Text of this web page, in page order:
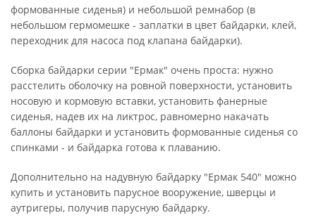
формованные сиденья) и небольшой ремнабор (в
небольшом гермомешке - заплатки в цвет байдарки, клей,
переходник для насоса под клапана байдарки).
Сборка байдарки серии "Ермак" очень проста: нужно
расстелить оболочку на ровной поверхности, установить
носовую и кормовую вставки, установить фанерные
сиденья, надев их на ликтрос, равномерно накачать
баллоны байдарки и установить формованные сиденья со
спинками - и байдарка готова к плаванию.
Дополнительно на надувную байдарку "Ермак 540" можно
купить и установить парусное вооружение, шверцы и
аутригеры, получив парусную байдарку.